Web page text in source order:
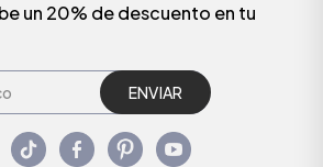
un 20% de descuento en tu
ENVIAR